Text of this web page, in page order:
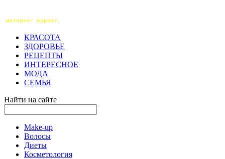
КРАСОТА
ЗДОРОВЬЕ
РЕЦЕПТЫ
ИНТЕРЕСНОЕ
МОДА
СЕМЬЯ
Найти на сайте
Make-up
Волосы
Диеты
Косметология